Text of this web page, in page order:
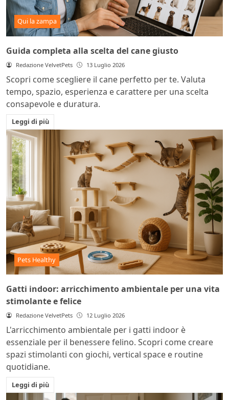
Qui la zampa
Guida completa alla scelta del cane giusto
Redazione VelvetPets 13 Luglio 2026
Scopri come scegliere il cane perfetto per te. Valuta
tempo, spazio, esperienza e carattere per una scelta
consapevole e duratura.
Leggi di più
Pets Healthy
Gatti indoor: arricchimento ambientale per una vita
stimolante e felice
Redazione VelvetPets 12 Luglio 2026
L'arricchimento ambientale per i gatti indoor è
essenziale per il benessere felino. Scopri come creare
spazi stimolanti con giochi, vertical space e routine
quotidiane.
Leggi di più